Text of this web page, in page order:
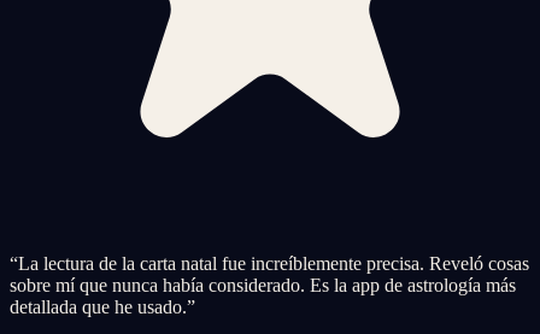
“La lectura de la carta natal fue increíblemente precisa. Reveló cosas
sobre mí que nunca había considerado. Es la app de astrología más
detallada que he usado.”